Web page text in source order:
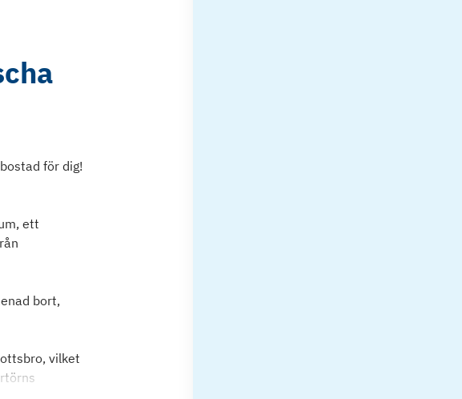
för dig!
ett
bort,
vilket